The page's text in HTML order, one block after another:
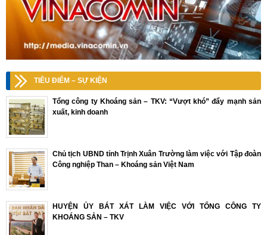
TIÊU ĐIỂM – SỰ KIỆN
Tổng công ty Khoáng sản – TKV: “Vượt khó” đẩy mạnh sản
xuất, kinh doanh
Chủ tịch UBND tỉnh Trịnh Xuân Trường làm việc với Tập đoàn
Công nghiệp Than – Khoáng sản Việt Nam
HUYỆN ỦY BÁT XÁT LÀM VIỆC VỚI TỔNG CÔNG TY
KHOÁNG SẢN – TKV